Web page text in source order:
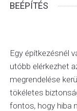
BEÉPÍTÉS
Egy építkezésnél
utóbb elérkezhet
megrendelése
tökéletes
fontos, hogy hiba